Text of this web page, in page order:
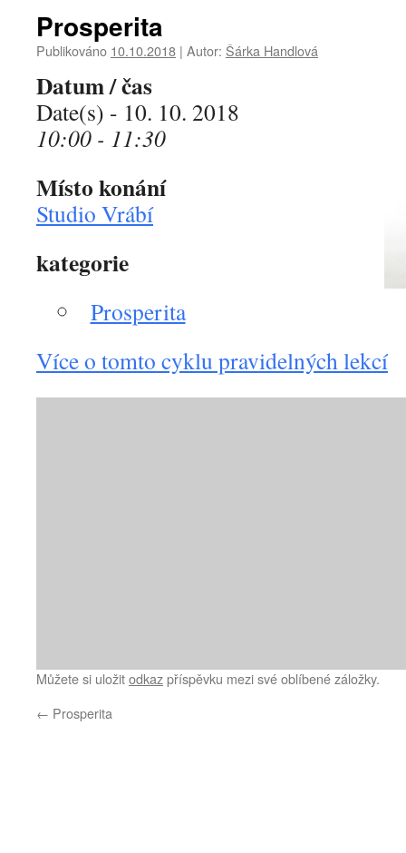
Prosperita
Publikováno 10.10.2018 | Autor: Šárka Handlová
Datum / čas
Date(s) - 10. 10. 2018
10:00 - 11:30
Místo konání
Studio Vrábí
kategorie
Prosperita
Více o tomto cyklu pravidelných lekcí
Můžete si uložitodkazpříspěvku mezi své oblíbené záložky.
← Prosperita